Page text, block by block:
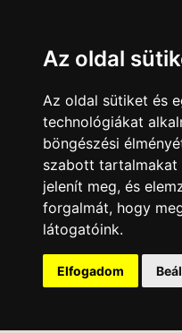
Az oldal
Az oldal sütiket és
technológiákat
böngészési
szabott
jelenít meg, és
forgalmát, hogy
látogatóink.
Elfogadom